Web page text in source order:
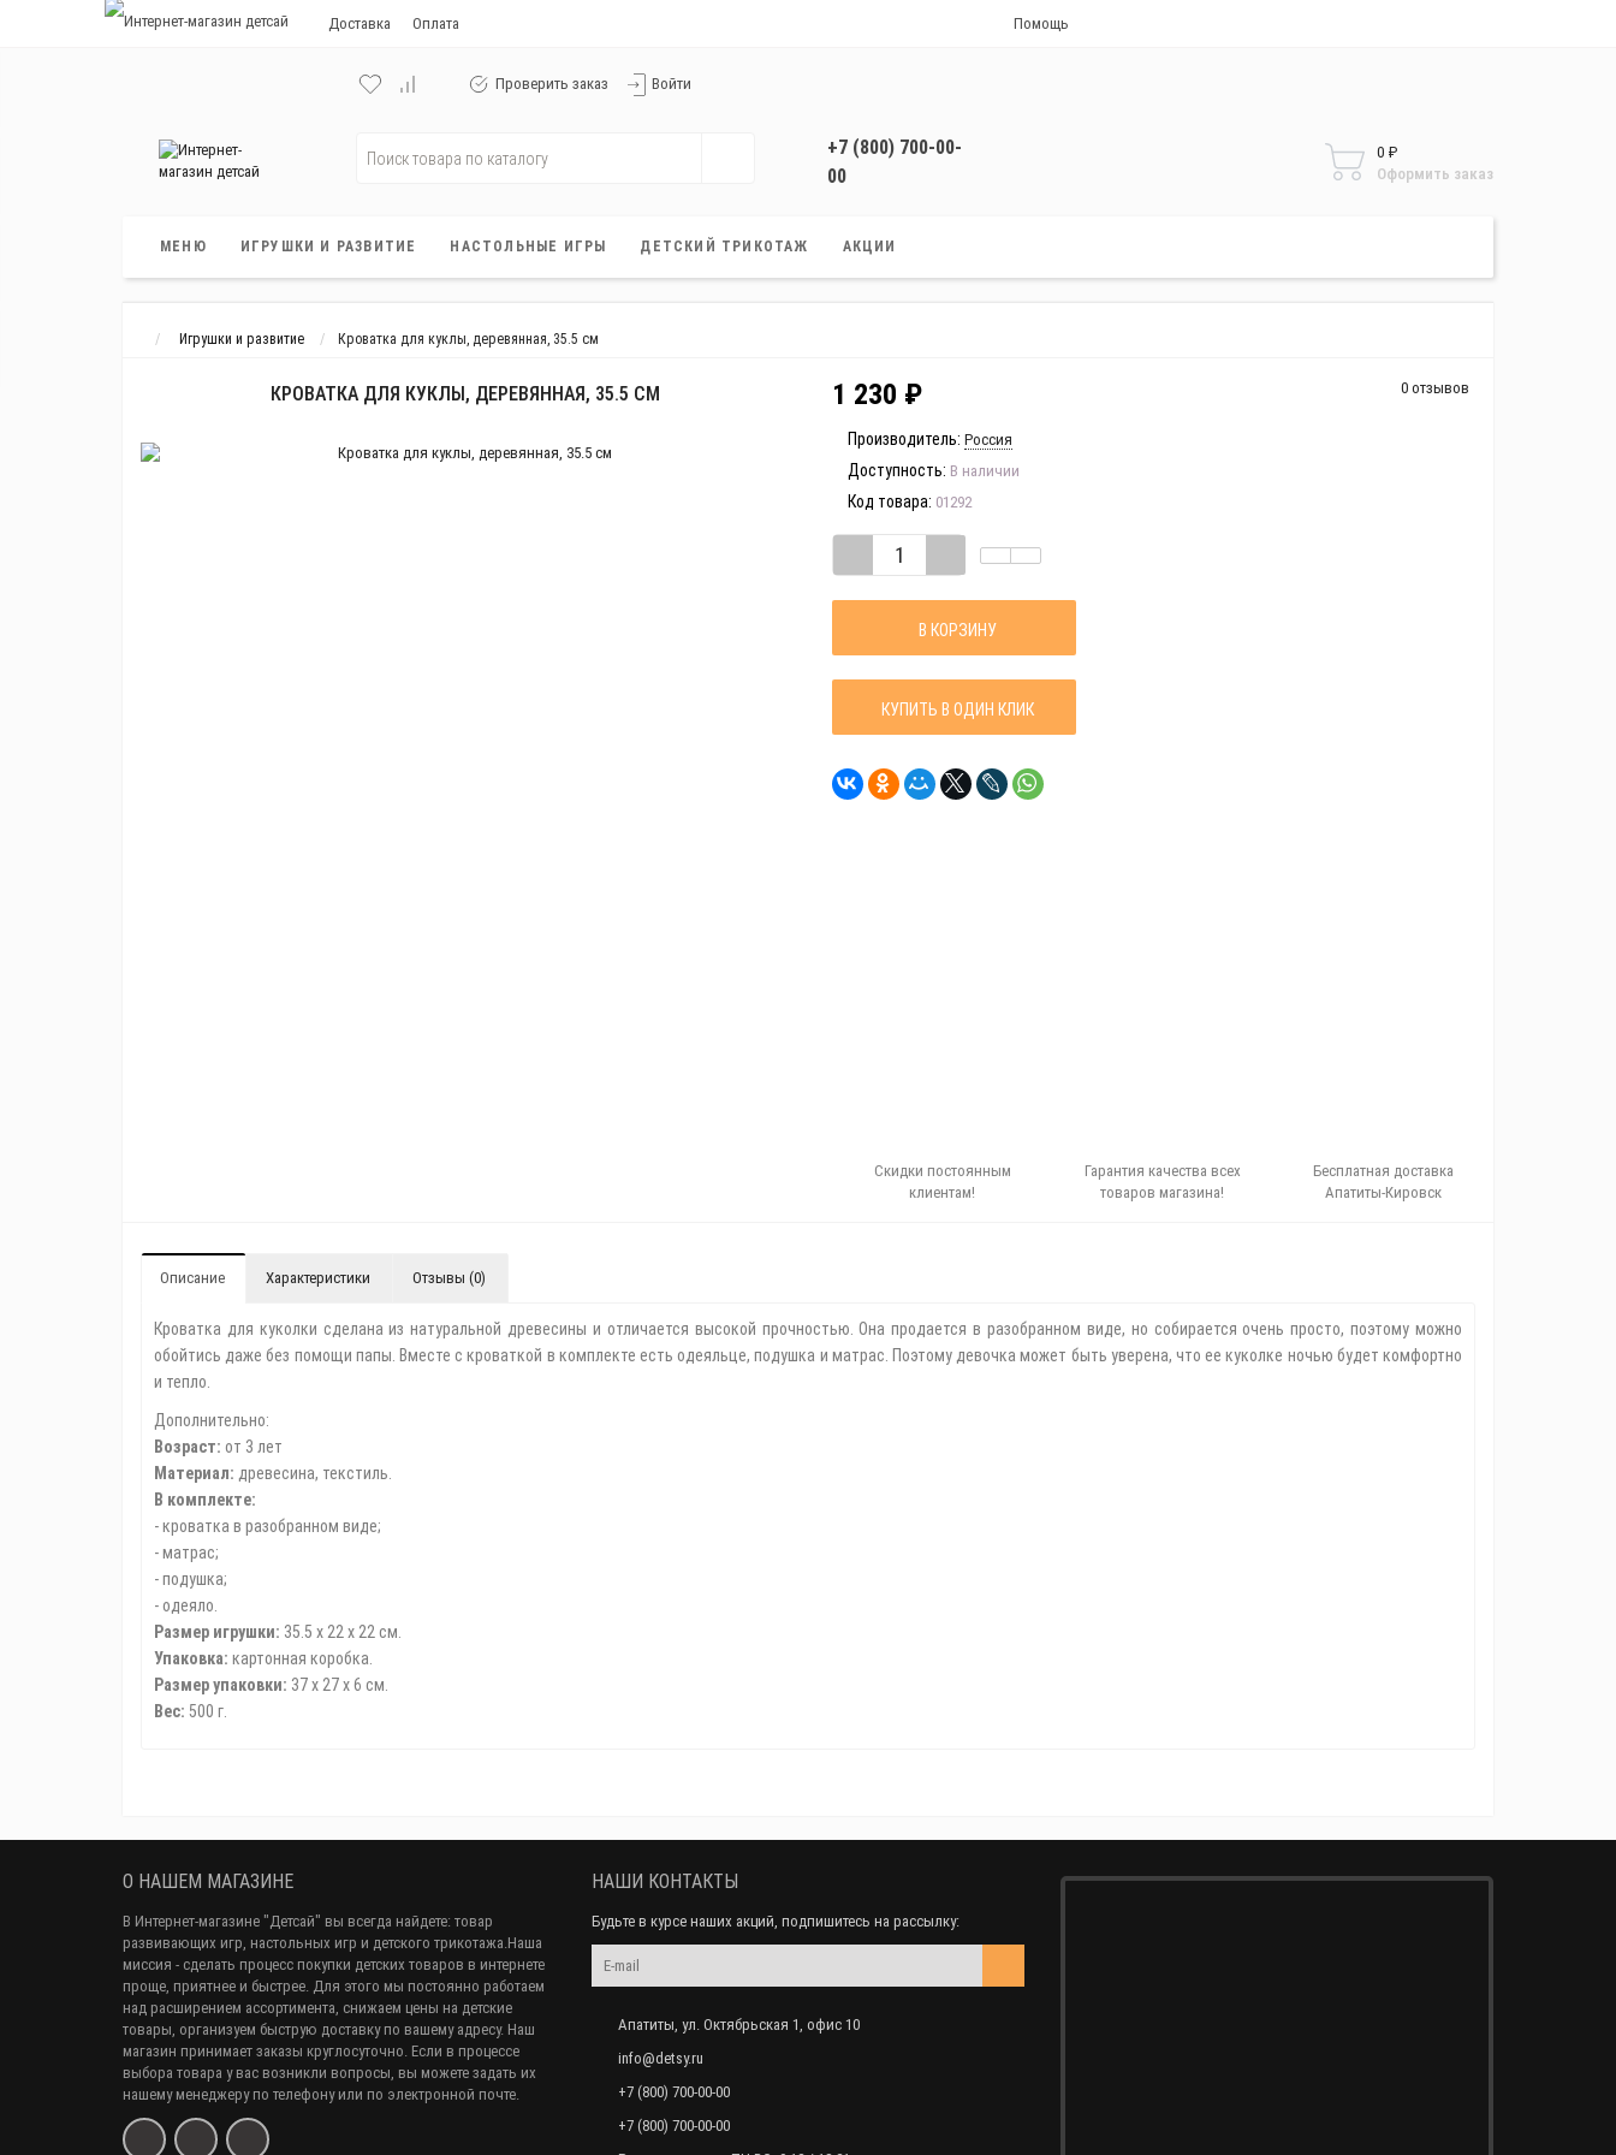
Доставка Оплата Помощь
Проверить заказ Войти
+7 (800) 700-00-
00
0 ₽
Оформить заказ
МЕНЮ ИГРУШКИ И РАЗВИТИЕ НАСТОЛЬНЫЕ ИГРЫ ДЕТСКИЙ ТРИКОТАЖ АКЦИИ
Игрушки и развитие Кроватка для куклы, деревянная, 35.5 см
КРОВАТКА ДЛЯ КУКЛЫ, ДЕРЕВЯННАЯ, 35.5 СМ 0 отзывов
1 230 ₽
Производитель: Россия
Доступность: В наличии
Код товара: 01292
В КОРЗИНУ
КУПИТЬ В ОДИН КЛИК
Скидки постоянным
клиентам!
Гарантия качества всех
товаров магазина!
Бесплатная доставка
Апатиты-Кировск
Описание Характеристики Отзывы (0)
Кроватка для куколки сделана из натуральной древесины и отличается высокой прочностью. Она продается в разобранном виде, но собирается очень просто, поэтому можно
обойтись даже без помощи папы. Вместе с кроваткой в комплекте есть одеяльце, подушка и матрас. Поэтому девочка может быть уверена, что ее куколке ночью будет комфортно
и тепло.
Дополнительно:
Возраст: от 3 лет
Материал: древесина, текстиль.
В комплекте:
- кроватка в разобранном виде;
- матрас;
- подушка;
- одеяло.
Размер игрушки: 35.5 х 22 х 22 см.
Упаковка: картонная коробка.
Размер упаковки: 37 х 27 х 6 см.
Вес: 500 г.
О НАШЕМ МАГАЗИНЕ
В Интернет-магазине "Детсай" вы всегда найдете: товар
развивающих игр, настольных игр и детского трикотажа.Наша
миссия - сделать процесс покупки детских товаров в интернете
проще, приятнее и быстрее. Для этого мы постоянно работаем
над расширением ассортимента, снижаем цены на детские
товары, организуем быструю доставку по вашему адресу. Наш
магазин принимает заказы круглосуточно. Если в процессе
выбора товара у вас возникли вопросы, вы можете задать их
нашему менеджеру по телефону или по электронной почте.
НАШИ КОНТАКТЫ
Будьте в курсе наших акций, подпишитесь на рассылку:
Апатиты, ул. Октябрьская 1, офис 10
info@detsy.ru
+7 (800) 700-00-00
+7 (800) 700-00-00